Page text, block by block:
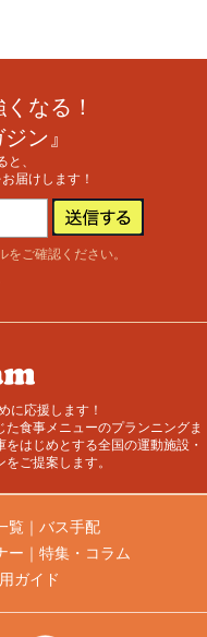
なる！
ン』
と、
届けします！
ご確認ください。
に応援します！
食事メニューのプランニングま
はじめとする全国の運動施設・
ご提案します。
覧
バス手配
ー
特集・コラム
ガイド